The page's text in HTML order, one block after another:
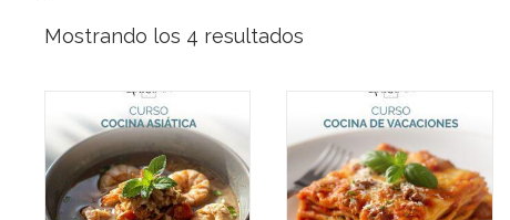
Mostrando los 4 resultados